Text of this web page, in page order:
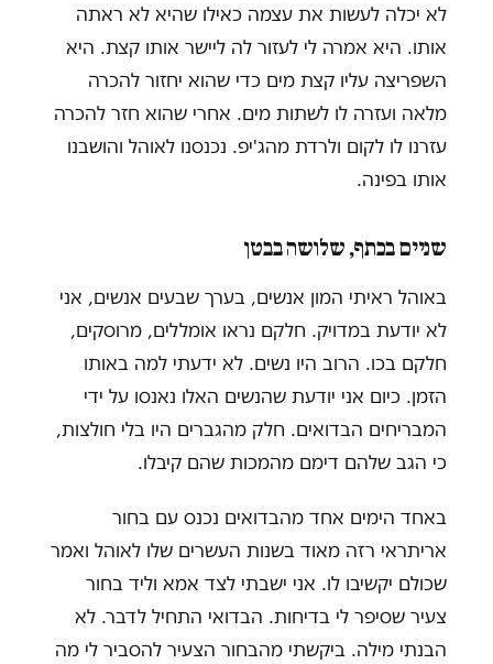
לא יכלה לעשות את עצמה כאילו שהיא לא ראתה
אותו. היא אמרה לי לעזור לה ליישר אותו קצת. היא
השפריצה עליו קצת מים כדי שהוא יחזור להכרה
מלאה ועזרה לו לשתות מים. אחרי שהוא חזר להכרה
עזרנו לו לקום ולרדת מהג'יפ. נכנסנו לאוהל והושבנו
אותו בפינה.
שניים בכתף, שלושה בבטן
באוהל ראיתי המון אנשים, בערך שבעים אנשים, אני
לא יודעת במדויק. חלקם נראו אומללים, מרוסקים,
חלקם בכו. הרוב היו נשים. לא ידעתי למה באותו
הזמן. כיום אני יודעת שהנשים האלו נאנסו על ידי
המבריחים הבדואים. חלק מהגברים היו בלי חולצות,
כי הגב שלהם דימם מהמכות שהם קיבלו.
באחד הימים אחד מהבדואים נכנס עם בחור
אריתראי רזה מאוד בשנות העשרים שלו לאוהל ואמר
שכולם יקשיבו לו. אני ישבתי לצד אמא וליד בחור
צעיר שסיפר לי בדיחות. הבדואי התחיל לדבר. לא
הבנתי מילה. ביקשתי מהבחור הצעיר להסביר לי מה